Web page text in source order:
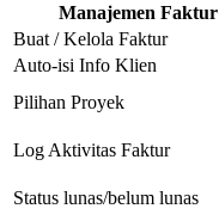
Manajemen Faktur
Buat / Kelola Faktur
Auto-isi Info Klien
Pilihan Proyek
Log Aktivitas Faktur
Status lunas/belum lunas